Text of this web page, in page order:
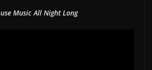
Music All Night Long